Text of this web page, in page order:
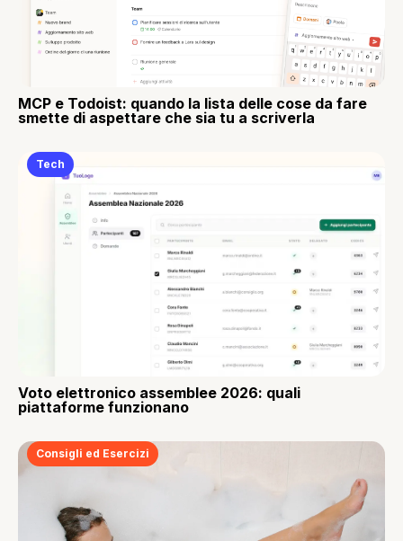
MCP e Todoist: quando la lista delle cose da fare
smette di aspettare che sia tu a scriverla
Tech
Voto elettronico assemblee 2026: quali
piattaforme funzionano
Consigli ed Esercizi